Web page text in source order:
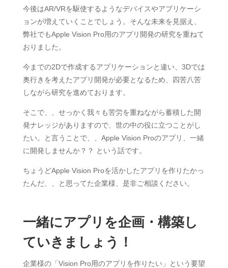
今後はAR/VRを駆使するようなデバイスやアプリケーシ
ョンが増えていくことでしょう。そんな未来を見据え、
弊社でもApple Vision Pro用のアプリ開発の研究を重ねて
おりました。
今までの2Dで作成するアプリケーションと違い、3Dでは
奥行きを考えたアプリ開発が必要となるため、四苦八苦
しながら研究を進めております。
そこで、、せっかく我々も苦労を重ねながら蓄積した開
発ナレッジがありますので、世の中の役に立つことがし
たい。と言うことで、、Apple Vision Proのアプリ、一緒
に開発しませんか？？ という話です。
ちょうどApple Vision Proを活かしたアプリを作りたかっ
たんだ、、と思ってた企業様、是非ご相談ください。
一緒にアプリを企画・構築し
ていきましょう！
企業様の「Vision Pro用のアプリを作りたい」という要望